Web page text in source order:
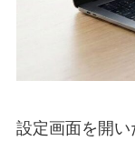
設定画面を開